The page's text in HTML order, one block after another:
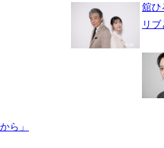
舘ひ
リ
から」